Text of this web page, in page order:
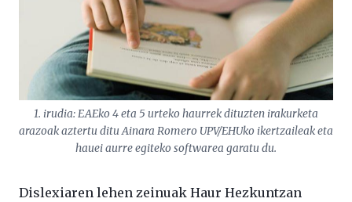
1. irudia: EAEko 4 eta 5 urteko haurrek dituzten irakurketa
arazoak aztertu ditu Ainara Romero UPV/EHUko ikertzaileak eta
hauei aurre egiteko softwarea garatu du.
Dislexiaren lehen zeinuak Haur Hezkuntzan